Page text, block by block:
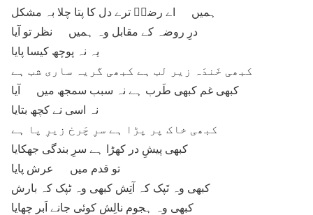
ہمیں اے رضاؔ ترے دل کا پتا چلا بہ مشکل
درِ روضہ کے مقابل وہ ہمیں نظر تو آیا
یہ نہ پوچھ کیسا پایا
کبھی خَندَہ زیر لب ہے کبھی گریہ ساری شب ہے
کبھی غم کبھی طَرب ہے نہ سبب سمجھ میں آیا
نہ اسی نے کچھ بتایا
کبھی خاک پر پڑا ہے سرِ چَرخ زیرِ پا ہے
کبھی پیشِ در کھڑا ہے سرِ بندگی جھکایا
تو قدم میں عرش پایا
کبھی وہ تَپک کہ آتِش کبھی وہ ٹپک کہ بارش
کبھی وہ ہجومِ نالِش کوئی جانے اَبر چھایا